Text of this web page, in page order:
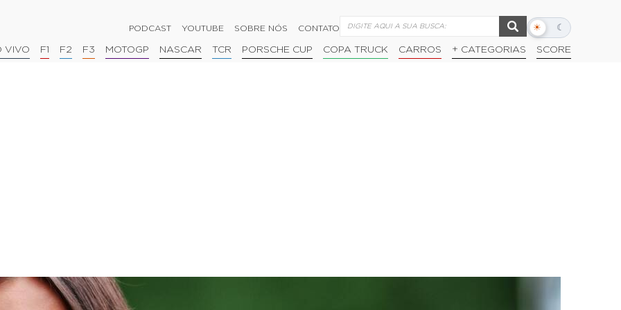
PODCAST YOUTUBE SOBRE NÓS CONTATO ☀ ☾
Alternar
escuro
VIVO F1 F2 F3 MOTOGP NASCAR TCR PORSCHE CUP COPA TRUCK CARROS + CATEGORIAS SCORE